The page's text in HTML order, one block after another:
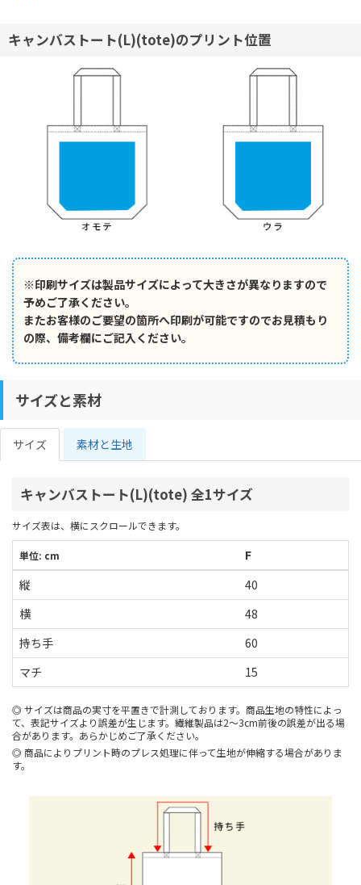
キャンバストート(L)(tote)のプリント位置
※印刷サイズは製品サイズによって大きさが異なりますので
予めご了承ください。
またお客様のご要望の箇所へ印刷が可能ですのでお見積もり
の際、備考欄にご記入ください。
サイズと素材
サイズ 素材と生地
キャンバストート(L)(tote) 全1サイズ
サイズ表は、横にスクロールできます。
単位: cm
F
縦
40
横
48
持ち手
60
マチ
15
サイズは商品の実寸を平置きで計測しております。商品生地の特性によっ
て、表記サイズより誤差が生じます。繊維製品は2～3cm前後の誤差が出る場
合があります。あらかじめご了承ください。
商品によりプリント時のプレス処理に伴って生地が伸縮する場合がありま
す。